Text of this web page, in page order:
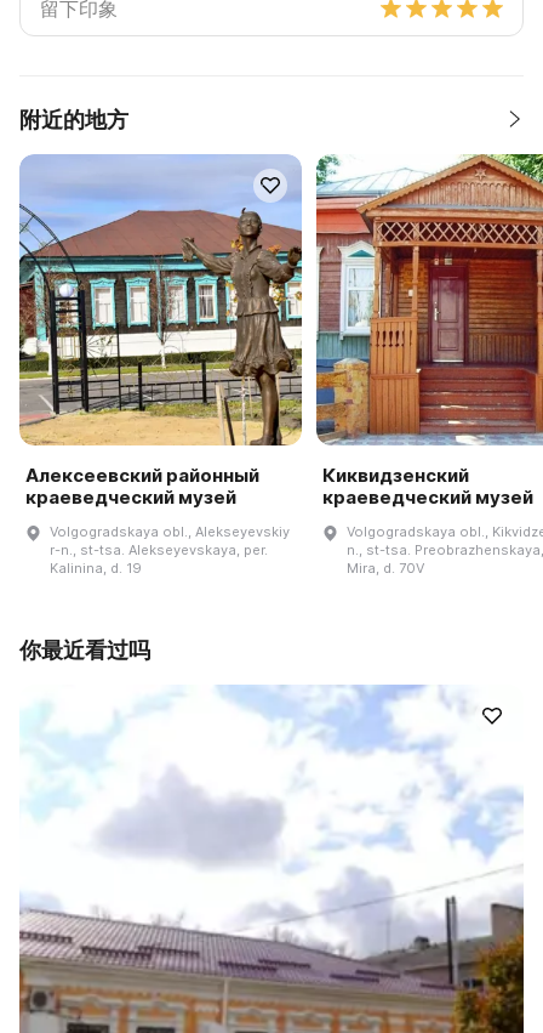
附近的地方
Алексеевский районный
краеведческий музей
Volgogradskaya obl., Alekseyevskiy
r-n., st-tsa. Alekseyevskaya, per.
Kalinina, d. 19
Киквидзенский
краеведческий музей
Volgogradskaya obl.,
n., st-tsa.
Mira, d. 70V
你最近看过吗